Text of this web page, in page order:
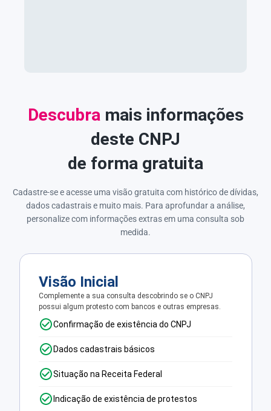
Descubramais informações
deste CNPJ
de forma gratuita
Cadastre-se e acesse uma visão gratuita com histórico de dívidas,
dados cadastrais e muito mais. Para aprofundar a análise,
personalize com informações extras em uma consulta sob
medida.
Visão Inicial
Complemente a sua consulta descobrindo se o CNPJ
possui algum protesto com bancos e outras empresas.
Confirmação de existência do CNPJ
Dados cadastrais básicos
Situação na Receita Federal
Indicação de existência de protestos